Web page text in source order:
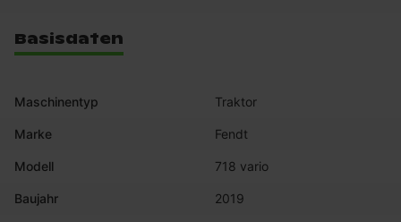
Basisdaten
Maschinentyp Traktor
Marke Fendt
Modell 718 vario
Baujahr 2019